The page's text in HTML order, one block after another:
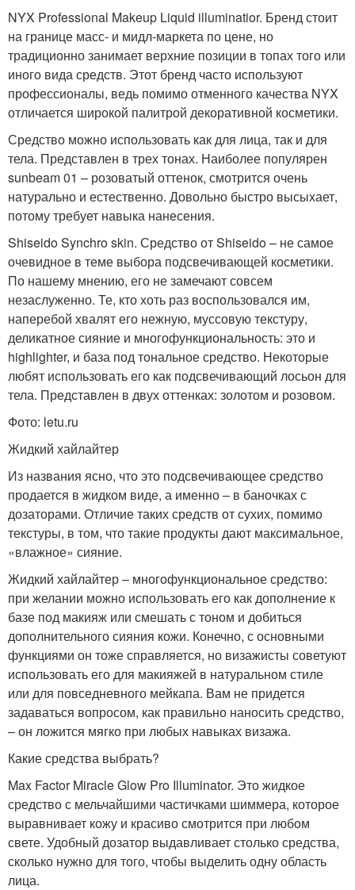
NYX Professional Makeup Liquid illuminatior. Бренд стоит
на границе масс- и мидл-маркета по цене, но
традиционно занимает верхние позиции в топах того или
иного вида средств. Этот бренд часто используют
профессионалы, ведь помимо отменного качества NYX
отличается широкой палитрой декоративной косметики.
Средство можно использовать как для лица, так и для
тела. Представлен в трех тонах. Наиболее популярен
sunbeam 01 – розоватый оттенок, смотрится очень
натурально и естественно. Довольно быстро высыхает,
потому требует навыка нанесения.
Shiseido Synchro skin. Средство от Shiseido – не самое
очевидное в теме выбора подсвечивающей косметики.
По нашему мнению, его не замечают совсем
незаслуженно. Те, кто хоть раз воспользовался им,
наперебой хвалят его нежную, муссовую текстуру,
деликатное сияние и многофункциональность: это и
highlighter, и база под тональное средство. Некоторые
любят использовать его как подсвечивающий лосьон для
тела. Представлен в двух оттенках: золотом и розовом.
Фото: letu.ru
Жидкий хайлайтер
Из названия ясно, что это подсвечивающее средство
продается в жидком виде, а именно – в баночках с
дозаторами. Отличие таких средств от сухих, помимо
текстуры, в том, что такие продукты дают максимальное,
«влажное» сияние.
Жидкий хайлайтер – многофункциональное средство:
при желании можно использовать его как дополнение к
базе под макияж или смешать с тоном и добиться
дополнительного сияния кожи. Конечно, с основными
функциями он тоже справляется, но визажисты советуют
использовать его для макияжей в натуральном стиле
или для повседневного мейкапа. Вам не придется
задаваться вопросом, как правильно наносить средство,
– он ложится мягко при любых навыках визажа.
Какие средства выбрать?
Max Factor Miracle Glow Pro Illuminator. Это жидкое
средство с мельчайшими частичками шиммера, которое
выравнивает кожу и красиво смотрится при любом
свете. Удобный дозатор выдавливает столько средства,
сколько нужно для того, чтобы выделить одну область
лица.